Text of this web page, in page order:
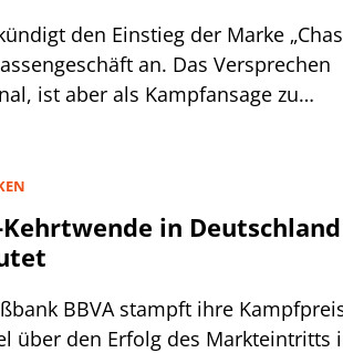
den Einstieg der Marke
an. Das Versprechen
ist aber als Kampfansage zu
Kehrtwende in Deutschland
BBVA stampft ihre
über den Erfolg des Markteintritts